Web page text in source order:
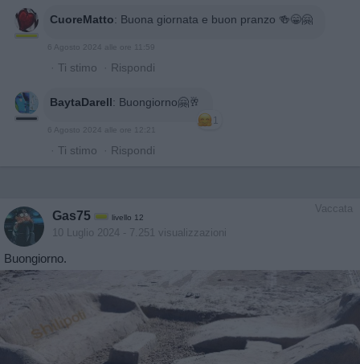
CuoreMatto: Buona giornata e buon pranzo 🍻😁🤗
6 Agosto 2024 alle ore 11:59
· Ti stimo · Rispondi
BaytaDarell: Buongiorno🤗🥂
1
6 Agosto 2024 alle ore 12:21
· Ti stimo · Rispondi
Vaccata
Gas75 livello 12
10 Luglio 2024 - 7.251 visualizzazioni
Buongiorno.